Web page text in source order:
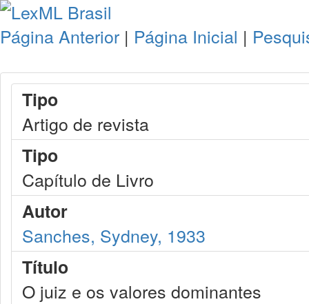
Página Anterior | Página Inicial |
Tipo
Artigo de revista
Tipo
Capítulo de Livro
Autor
Sanches, Sydney, 1933
Título
O juiz e os valores dominantes